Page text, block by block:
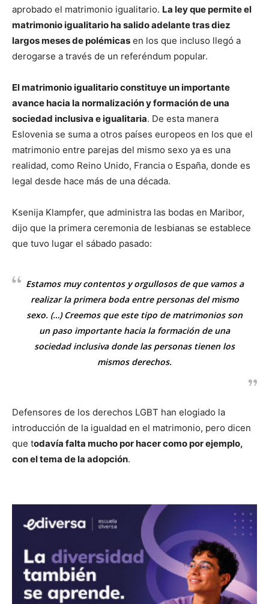
aprobado el matrimonio igualitario. La ley que permite el
matrimonio igualitario ha salido adelante tras diez
largos meses de polémicas en los que incluso llegó a
derogarse a través de un referéndum popular.
El matrimonio igualitario constituye un importante
avance hacia la normalización y formación de una
sociedad inclusiva e igualitaria. De esta manera
Eslovenia se suma a otros países europeos en los que el
matrimonio entre parejas del mismo sexo ya es una
realidad, como Reino Unido, Francia o España, donde es
legal desde hace más de una década.
Ksenija Klampfer, que administra las bodas en Maribor,
dijo que la primera ceremonia de lesbianas se establece
que tuvo lugar el sábado pasado:
Estamos muy contentos y orgullosos de que vamos a
realizar la primera boda entre personas del mismo
sexo. (…) Creemos que este tipo de matrimonios son
un paso importante hacia la formación de una
sociedad inclusiva donde las personas tienen los
mismos derechos.
Defensores de los derechos LGBT han elogiado la
introducción de la igualdad en el matrimonio, pero dicen
que todavía falta mucho por hacer como por ejemplo,
con el tema de la adopción.